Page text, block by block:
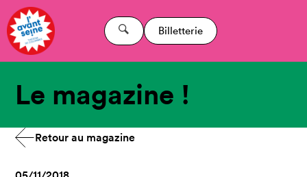
Billetterie
Le magazine !
Retour au magazine